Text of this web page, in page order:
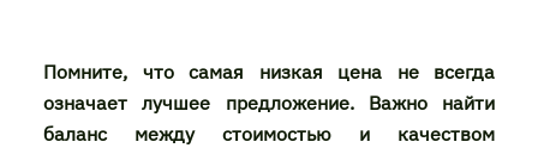
Помните, что самая низкая цена не всегда
означает лучшее предложение. Важно найти
баланс между стоимостью и качеством